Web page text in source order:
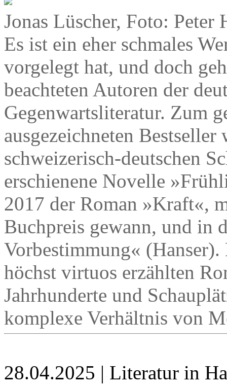
Jonas Lüscher, Foto: Peter
Es ist ein eher schmales
vorgelegt hat, und doch
beachteten Autoren der
Gegenwartsliteratur. Zum
ausgezeichneten
schweizerisch-deutschen
erschienene Novelle
2017 der Roman »Kraft«,
Buchpreis gewann, und in
Vorbestimmung«
höchst virtuos erzählten
Jahrhunderte und
komplexe Verhältnis von
28.04.2025 | Literatur in